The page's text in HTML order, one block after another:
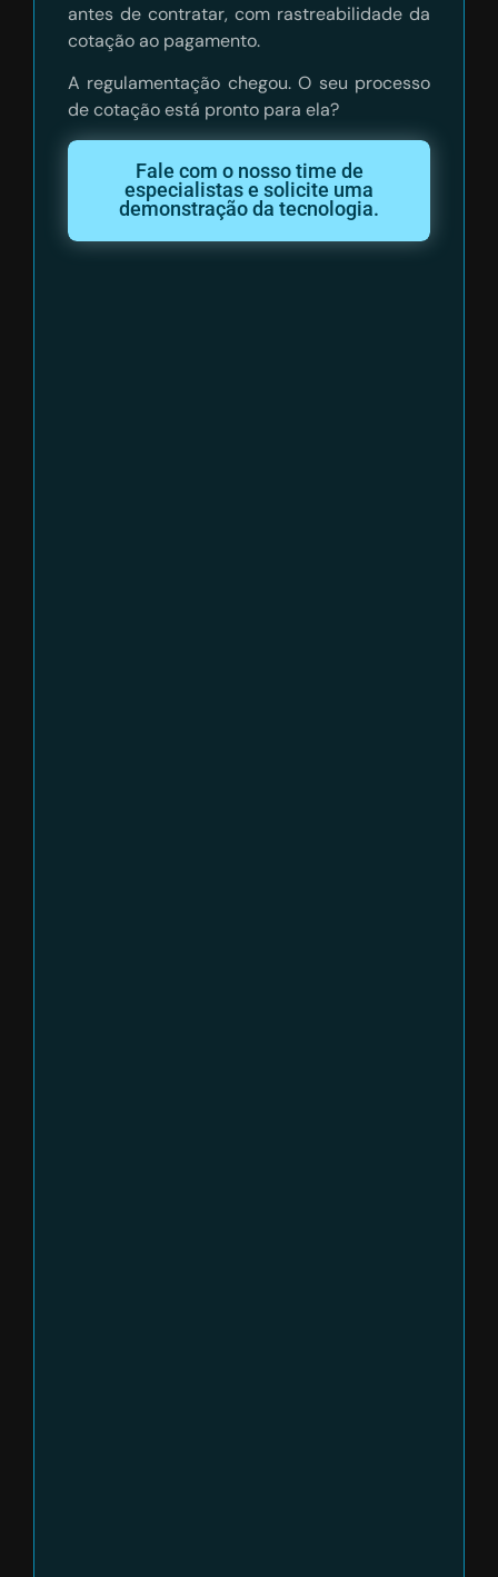
antes de contratar, com rastreabilidade da
cotação ao pagamento.
A regulamentação chegou. O seu processo
de cotação está pronto para ela?
Fale com o nosso time de
especialistas e solicite uma
demonstração da tecnologia.